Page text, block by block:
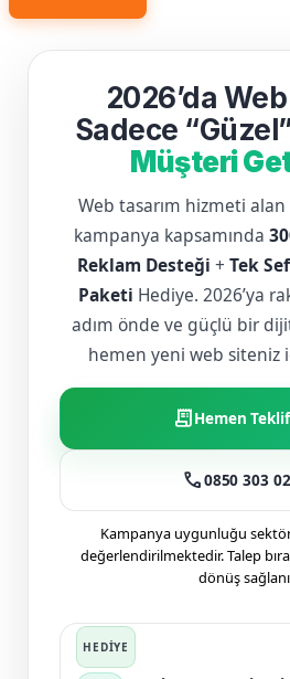
2026’da
Sadece
Müşteri
Web tasarım hizmeti
kampanya kapsamında
Reklam Desteği + Tek
Paketi Hediye. 2026’ya
adım önde ve güçlü bir
hemen yeni web siteniz
receipt_longHemen Teklif
call0850 303
Kampanya uygunluğu
değerlendirilmektedir. Talep
dönüş